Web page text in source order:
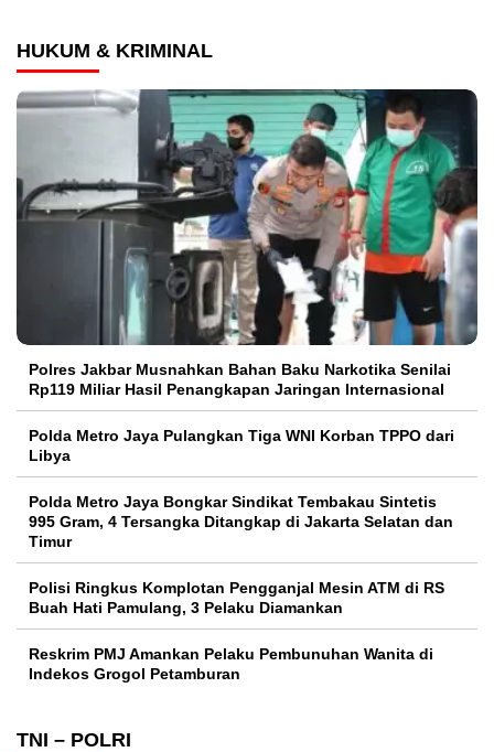
HUKUM & KRIMINAL
Polres Jakbar Musnahkan Bahan Baku Narkotika Senilai
Rp119 Miliar Hasil Penangkapan Jaringan Internasional
Polda Metro Jaya Pulangkan Tiga WNI Korban TPPO dari
Libya
Polda Metro Jaya Bongkar Sindikat Tembakau Sintetis
995 Gram, 4 Tersangka Ditangkap di Jakarta Selatan dan
Timur
Polisi Ringkus Komplotan Pengganjal Mesin ATM di RS
Buah Hati Pamulang, 3 Pelaku Diamankan
Reskrim PMJ Amankan Pelaku Pembunuhan Wanita di
Indekos Grogol Petamburan
TNI – POLRI